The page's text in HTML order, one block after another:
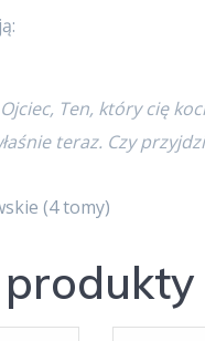
Ten, który cię
teraz. Czy
(4 tomy)